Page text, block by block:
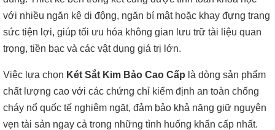
với nhiều ngăn kệ di động, ngăn bí mật hoặc khay đựng trang
sức tiện lợi, giúp tối ưu hóa không gian lưu trữ tài liệu quan
trọng, tiền bạc và các vật dụng giá trị lớn.
Việc lựa chọn Két Sắt Kim Bảo Cao Cấp là dòng sản phẩm
chất lượng cao với các chứng chỉ kiểm định an toàn chống
cháy nổ quốc tế nghiêm ngặt, đảm bảo khả năng giữ nguyên
vẹn tài sản ngay cả trong những tình huống khẩn cấp nhất.